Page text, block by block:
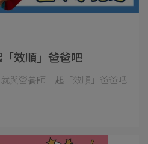
效順」爸爸吧
與營養師一起「效順」爸爸吧